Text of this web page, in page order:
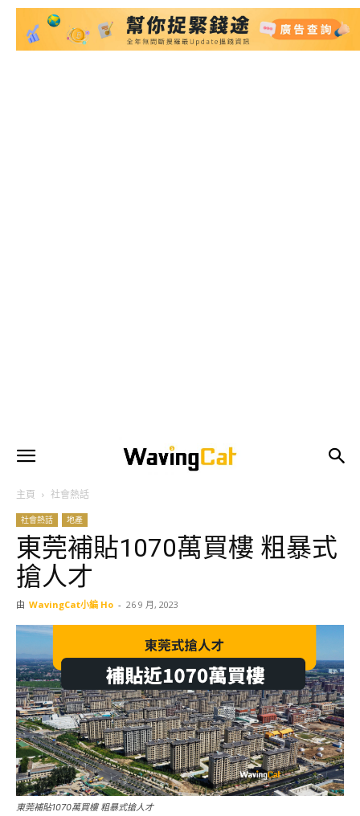
主頁 社會熱話
社會熱話 地產
東莞補貼1070萬買樓 粗暴式
搶人才
由 WavingCat小編 Ho - 26 9 月, 2023
東莞補貼1070萬買樓 粗暴式搶人才